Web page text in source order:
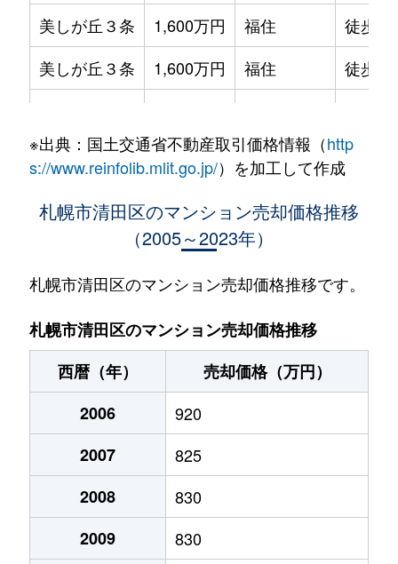
美しが丘３条
1,600万円 福住
徒歩1
美しが丘３条
1,600万円 福住
徒歩1
北野２条
1,300万円 南郷18丁目
徒歩
1,900万円 大谷地
北野６条
3,500万円 大谷地
徒歩
北野６条
2,700万円 大谷地
北野６条
2,800万円 南郷18丁目
清田１条
1,300万円
清田２条
1,400万円
里塚１条
1,300万円
里塚２条
200万円
※出典：国土交通省不動産取引価格情報（http
s://www.reinfolib.mlit.go.jp/）を加工して作成
札幌市清田区のマンション売却価格推移
（2005～2023年）
札幌市清田区のマンション売却価格推移です。
札幌市清田区のマンション売却価格推移
西暦（年）
売却価格（万円）
2006
920
2007
825
2008
830
2009
830